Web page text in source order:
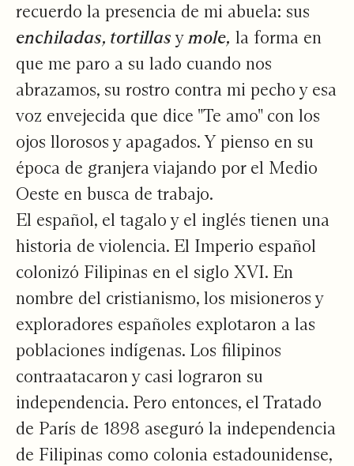
recuerdo la presencia de mi abuela: sus
enchiladas, tortillasymole, la forma en
que me paro a su lado cuando nos
abrazamos, su rostro contra mi pecho y esa
voz envejecida que dice "Te amo" con los
ojos llorosos y apagados. Y pienso en su
época de granjera viajando por el Medio
Oeste en busca de trabajo.
El español, el tagalo y el inglés tienen una
historia de violencia. El Imperio español
colonizó Filipinas en el siglo XVI. En
nombre del cristianismo, los misioneros y
exploradores españoles explotaron a las
poblaciones indígenas. Los filipinos
contraatacaron y casi lograron su
independencia. Pero entonces, el Tratado
de París de 1898 aseguró la independencia
de Filipinas como colonia estadounidense,